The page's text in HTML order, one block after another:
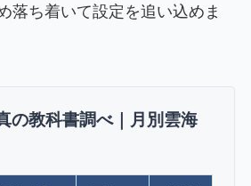
落ち着いて設定を追い込めま
の教科書調べ｜月別雲海